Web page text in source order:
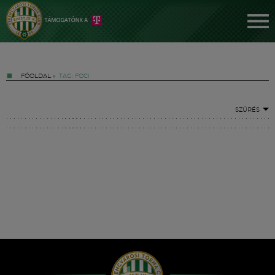
FŐOLDAL » TAG: FOCI
SZŰRÉS
Hírek